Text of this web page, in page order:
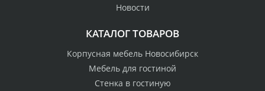
Новости
КАТАЛОГ ТОВАРОВ
Корпусная мебель Новосибирск
Мебель для гостиной
Стенка в гостиную